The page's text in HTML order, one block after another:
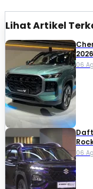
Lihat Artikel
06
06